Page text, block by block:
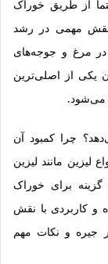
از طریق خوراک
نقش مهمی در رشد
در مرغ و جوجه‌های
یکی از اصلی‌ترین
می‌شود.
چرا کمبود آن
لیزین مانند لیزین
گزینه برای خوراک
و کاربردی با نقش
جیره و نکات مهم